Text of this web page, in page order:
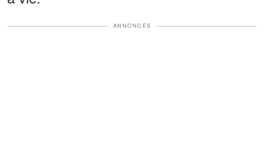
ANNONCES